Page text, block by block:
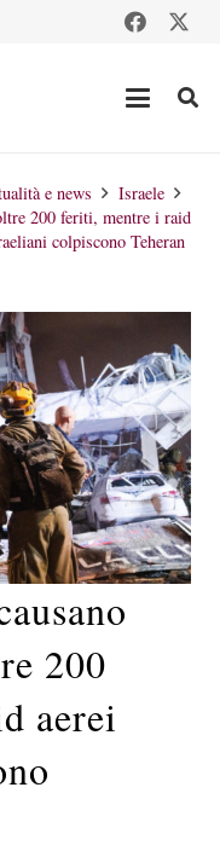
e news
Israele
200 feriti, mentre i raid
colpiscono Teheran
200
aerei